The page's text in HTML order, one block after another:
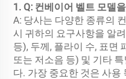
1. Q: 컨베이어 벨트 모델
A: 당사는 다양한 종류의
시 귀하의 요구사항을 알
등), 두께, 플라이 수, 표면
또는 저소음 등) 및 기타
다. 가장 중요한 것은 사